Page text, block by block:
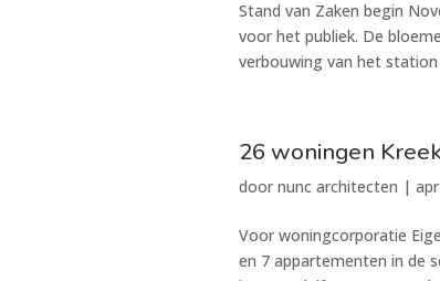
Stand van Zaken begin
voor het publiek. De
verbouwing van het
26 woningen
door nunc architecten |
Voor woningcorporatie
en 7 appartementen in de